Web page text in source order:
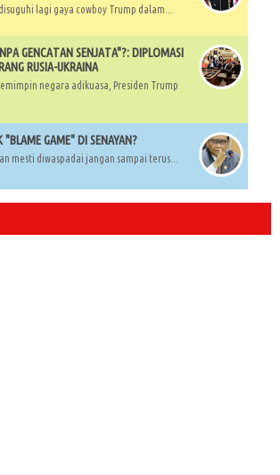
lagi gaya cowboy Trump dalam...
GENCATAN SENJATA"?: DIPLOMASI
RUSIA-UKRAINA
negara adikuasa, Presiden Trump
"BLAME GAME" DI SENAYAN?
mesti diwaspadai jangan sampai terus...